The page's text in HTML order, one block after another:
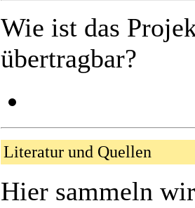
Wie ist das
übertragbar?
Literatur und Quellen
Hier sammeln